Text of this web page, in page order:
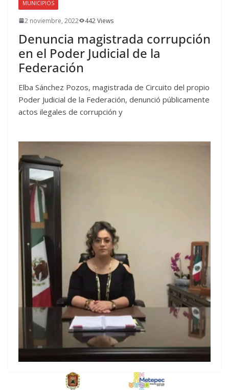
MUNICIPIOS
2 noviembre, 2022 442 Views
Denuncia magistrada corrupción
en el Poder Judicial de la
Federación
Elba Sánchez Pozos, magistrada de Circuito del propio
Poder Judicial de la Federación, denunció públicamente
actos ilegales de corrupción y